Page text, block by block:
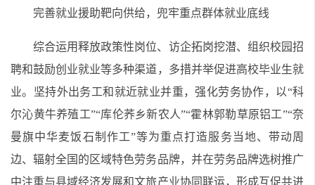
完善就业援助靶向供给，兜牢重点群体就业底线
综合运用释放政策性岗位、访企拓岗挖潜、组织校园招
聘和鼓励创业就业等多种渠道，多措并举促进高校毕业生就
业。坚持外出务工和就近就业并重，强化劳务协作，以“科
尔沁黄牛养殖工”“库伦荞乡新农人”“霍林郭勒草原铝工”“奈
曼旗中华麦饭石制作工”等为重点打造服务当地、带动周
边、辐射全国的区域特色劳务品牌，并在劳务品牌选树推广
中注重与县域经济发展和文旅产业协同联运，形成互促共进